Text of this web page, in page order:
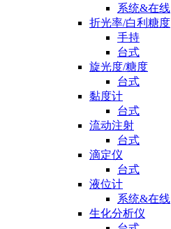
系统&在线
折光率/白利糖度
手持
台式
旋光度/糖度
台式
黏度计
台式
流动注射
台式
滴定仪
台式
液位计
系统&在线
生化分析仪